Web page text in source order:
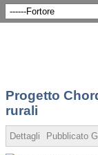
Progetto
rurali
Dettagli Pubblicato